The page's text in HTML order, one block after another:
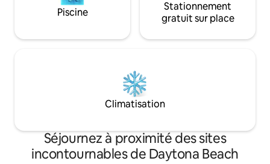
Piscine
Stationnement
gratuit sur place
Climatisation
Séjournez à proximité des sites
incontournables de Daytona Beach